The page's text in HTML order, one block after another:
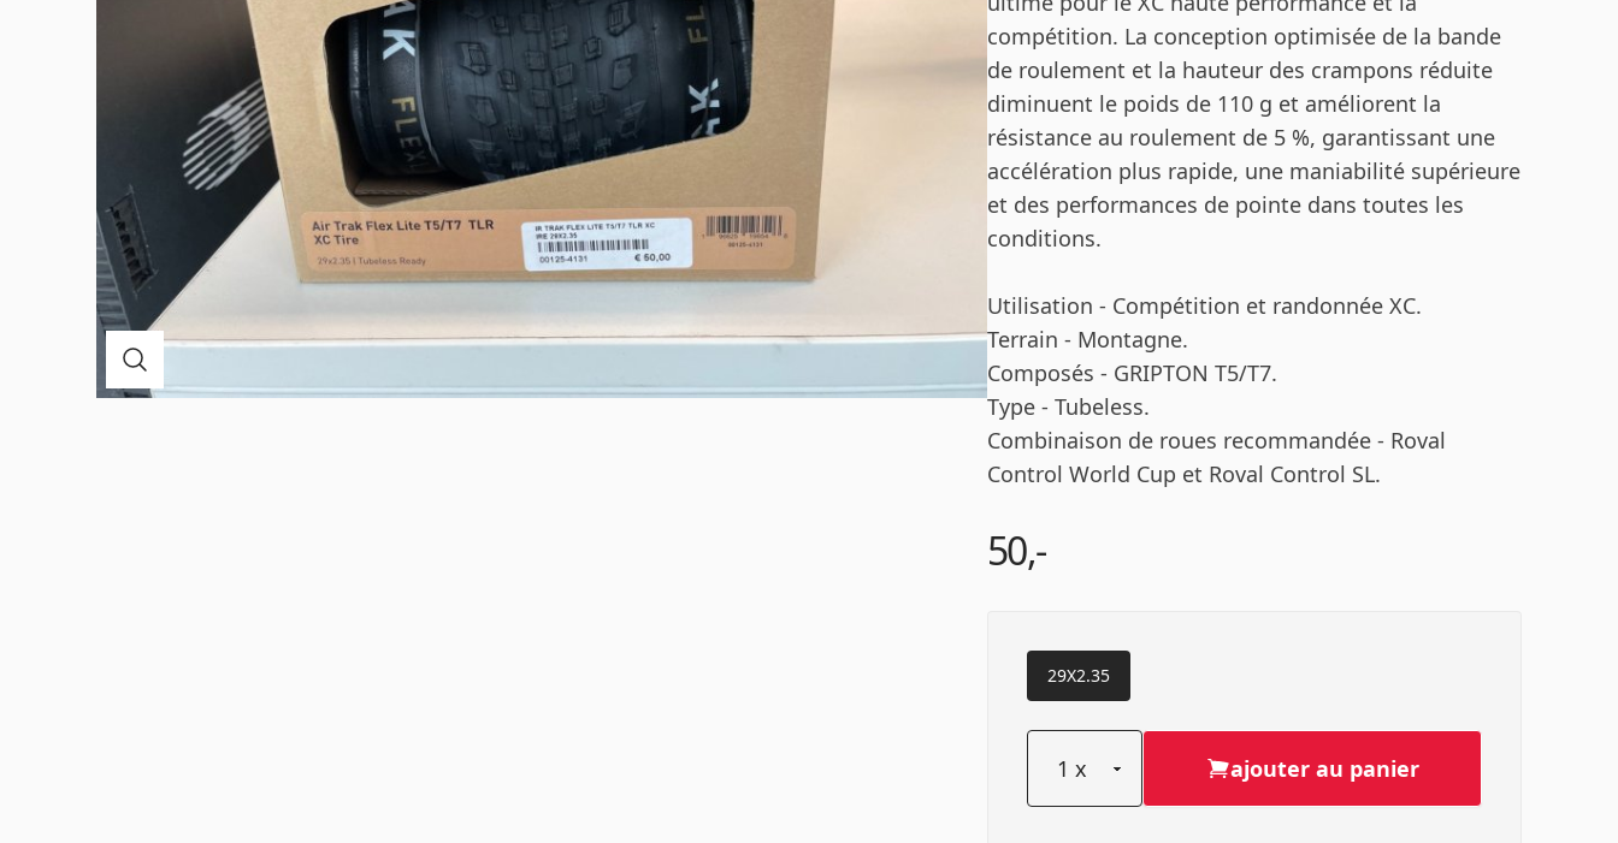
compétition. La conception optimisée de la bande
de roulement et la hauteur des crampons réduite
diminuent le poids de 110 g et améliorent la
résistance au roulement de 5 %, garantissant une
accélération plus rapide, une maniabilité supérieure
et des performances de pointe dans toutes les
conditions.
Utilisation - Compétition et randonnée XC.
Terrain - Montagne.
Composés - GRIPTON T5/T7.
Type - Tubeless.
Combinaison de roues recommandée - Roval
Control World Cup et Roval Control SL.
50,-
29X2.35
ajouter au panier